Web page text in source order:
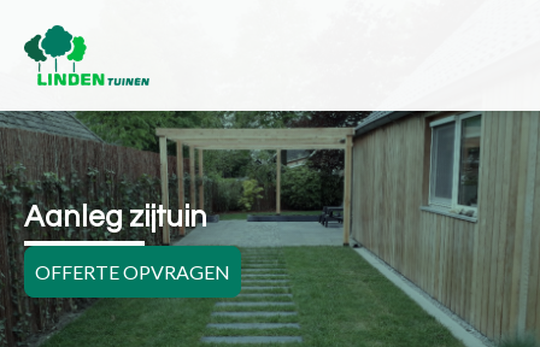
Aanleg zijtuin
OFFERTE OPVRAGEN